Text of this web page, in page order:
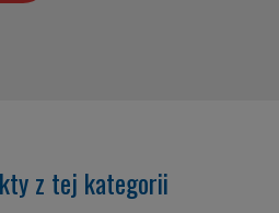
z tej kategorii